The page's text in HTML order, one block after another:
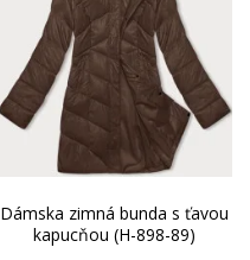
Dámska zimná bunda s ťavou
kapucňou (H-898-89)